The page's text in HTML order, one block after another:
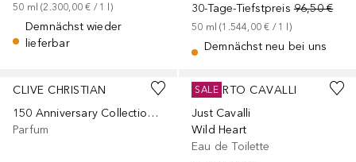
50 ml (2.300,00 € / 1 l)
Demnächst wieder
lieferbar
30-Tage-Tiefstpreis 96,50 €
50 ml (1.544,00 € / 1 l)
Demnächst neu bei uns
CLIVE CHRISTIAN
150 Anniversary Collection Contemporary
Parfum
ROBERTO CAVALLI
Just Cavalli
Wild Heart
Eau de Toilette
SALE